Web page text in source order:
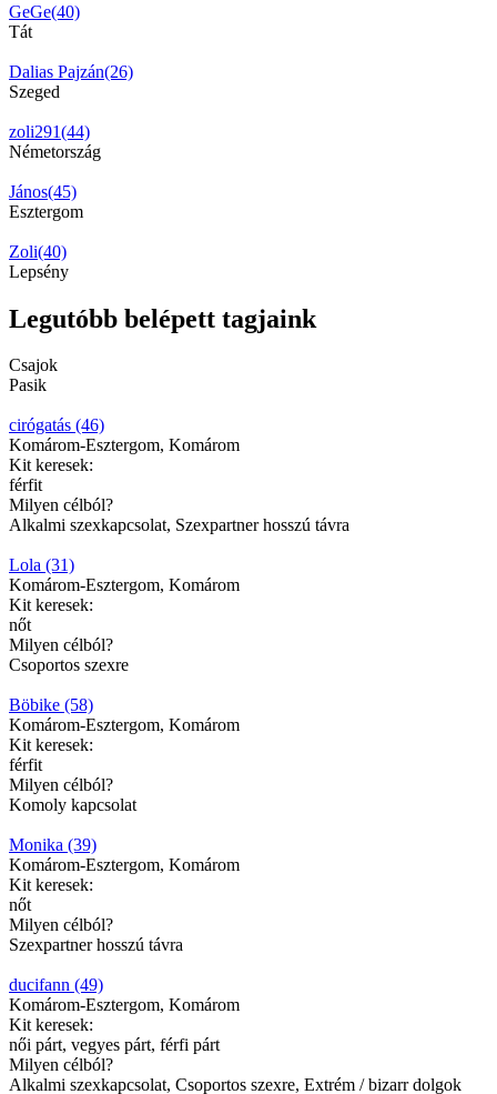
GeGe(40)
Tát
Dalias Pajzán(26)
Szeged
zoli291(44)
Németország
János(45)
Esztergom
Zoli(40)
Lepsény
Legutóbb belépett tagjaink
Csajok
Pasik
cirógatás (46)
Komárom-Esztergom, Komárom
Kit keresek:
férfit
Milyen célból?
Alkalmi szexkapcsolat, Szexpartner hosszú távra
Lola (31)
Komárom-Esztergom, Komárom
Kit keresek:
nőt
Milyen célból?
Csoportos szexre
Böbike (58)
Komárom-Esztergom, Komárom
Kit keresek:
férfit
Milyen célból?
Komoly kapcsolat
Monika (39)
Komárom-Esztergom, Komárom
Kit keresek:
nőt
Milyen célból?
Szexpartner hosszú távra
ducifann (49)
Komárom-Esztergom, Komárom
Kit keresek:
női párt, vegyes párt, férfi párt
Milyen célból?
Alkalmi szexkapcsolat, Csoportos szexre, Extrém / bizarr dolgok